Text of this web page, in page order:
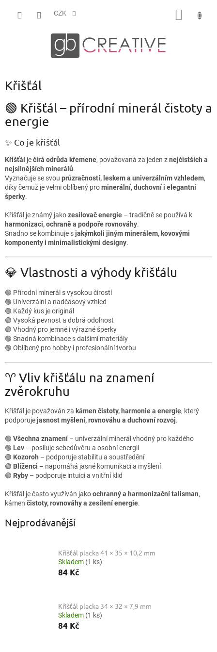
CZK
Křišťál
🟢 Křišťál – přírodní minerál čistoty a
energie
✨ Co je křišťál
Křišťál ječirá odrůda křemene, považovaná za jeden znejčistších a
nejsilnějších minerálů.
Vyznačuje se svou průzračností, leskem a univerzálním vzhledem,
díky čemuž je velmi oblíbený prominerální, duchovní i elegantní
šperky.
Křišťál je známý jakozesilovač energie – tradičně se používá k
harmonizaci, ochraně a podpoře rovnováhy.
Snadno se kombinuje sjakýmkoli jiným minerálem, kovovými
komponenty i minimalistickými designy.
💎 Vlastnosti a výhody křišťálu
🟢 Přírodní minerál s vysokou čirostí
🟢 Univerzální a nadčasový vzhled
🟢 Každý kus je originál
🟢 Vysoká pevnost a dobrá odolnost
🟢 Vhodný pro jemné i výrazné šperky
🟢 Snadná kombinace s dalšími materiály
🟢 Oblíbený pro hobby i profesionální tvorbu
♈ Vliv křišťálu na znamení
zvěrokruhu
Křišťál je považován za kámen čistoty, harmonie a energie, který
podporujejasnost myšlení, rovnováhu a duchovní rozvoj.
🟢 Všechna znamení – univerzální minerál vhodný pro každého
🟢 Lev – posiluje sebedůvěru a osobní energii
🟢 Kozoroh – podporuje stabilitu a soustředění
🟢 Blíženci – napomáhá jasné komunikaci a myšlení
🟢 Ryby – podporuje intuici a vnitřní klid
Křišťál je často využíván jakoochranný a harmonizační talisman,
kámen čistoty, rovnováhy a zesílení energie.
Nejprodávanější
Křišťál placka 41 × 35 × 10,2 mm
Skladem (1 ks)
84 Kč
Křišťál placka 34 × 32 × 7,9 mm
Skladem (1 ks)
84 Kč